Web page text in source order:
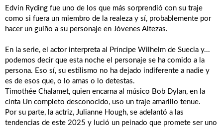
Edvin Ryding fue uno de los que más sorprendió con su traje
como si fuera un miembro de la realeza y sí, probablemente por
hacer un guiño a su personaje en Jóvenes Altezas.
En la serie, el actor interpreta al Príncipe Wilhelm de Suecia y...
podemos decir que esta noche el personaje se ha comido a la
persona. Eso sí, su estilismo no ha dejado indiferente a nadie y
es de esos que, o lo amas o lo detestas.
Timothée Chalamet, quien encarna al músico Bob Dylan, en la
cinta Un completo desconocido, uso un traje amarillo tenue.
Por su parte, la actriz, Julianne Hough, se adelantó a las
tendencias de este 2025 y lució un peinado que promete ser uno